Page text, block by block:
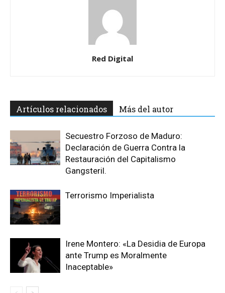
Red Digital
Artículos relacionados Más del autor
Secuestro Forzoso de Maduro:
Declaración de Guerra Contra la
Restauración del Capitalismo
Gangsteril.
Terrorismo Imperialista
Irene Montero: «La Desidia de Europa
ante Trump es Moralmente
Inaceptable»